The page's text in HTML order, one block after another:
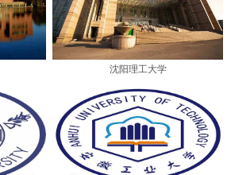
沈阳理工大学